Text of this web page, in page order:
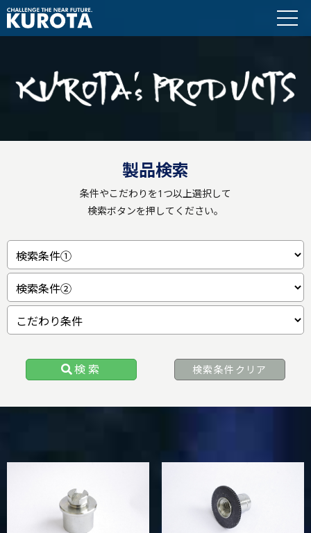
製品検索
条件やこだわりを1つ以上選択して
検索ボタンを押してください。
検索 検索条件クリア